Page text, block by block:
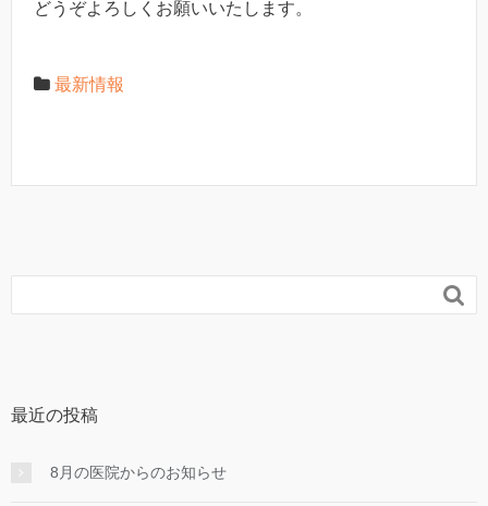
どうぞよろしくお願いいたします。
最新情報

最近の投稿
8月の医院からのお知らせ